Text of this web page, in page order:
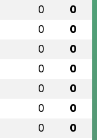
0 0
0 0
0 0
0 0
0 0
0 0
0 0